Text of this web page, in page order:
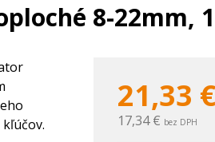
8-22mm,
21,33 €
17,34 € bez DPH